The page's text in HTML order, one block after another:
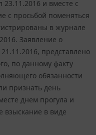
и вместе с
с просьбой поменяться
в журнале
Заявление о
представлено
по данному факту
обязанности
признать день
днем прогула и
взыскание в виде